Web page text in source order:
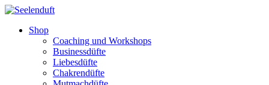
Shop
Coaching und Workshops
Businessdüfte
Liebesdüfte
Chakrendüfte